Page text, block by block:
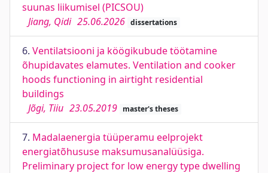
suunas liikumisel (PICSOU)
Jiang, Qidi 25.06.2026 dissertations
6. Ventilatsiooni ja köögikubude töötamine
õhupidavates elamutes. Ventilation and cooker
hoods functioning in airtight residential
buildings
Jõgi, Tiiu 23.05.2019 master's theses
7. Madalaenergia tüüperamu eelprojekt
energiatõhususe maksumusanalüüsiga.
Preliminary project for low energy type dwelling